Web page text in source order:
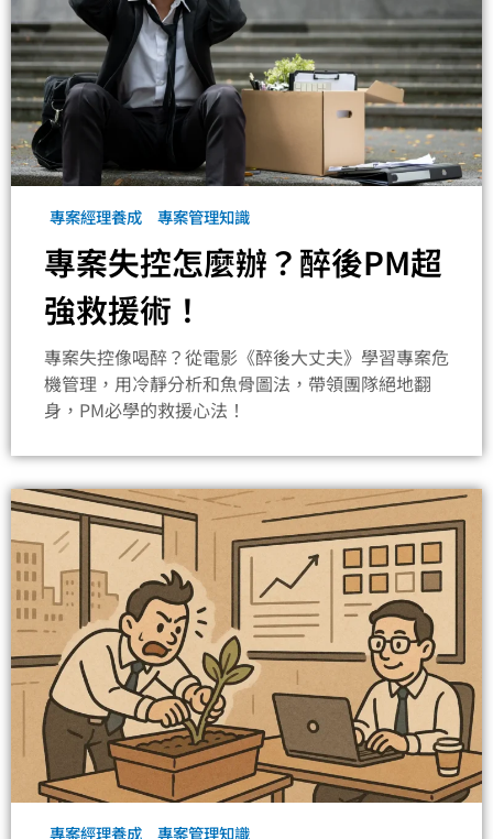
專案經理養成 專案管理知識
專案失控怎麼辦？醉後PM超
強救援術！
專案失控像喝醉？從電影《醉後大丈夫》學習專案危
機管理，用冷靜分析和魚骨圖法，帶領團隊絕地翻
身，PM必學的救援心法！
專案經理養成 專案管理知識